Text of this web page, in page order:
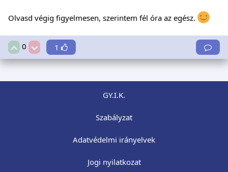
Olvasd végig figyelmesen, szerintem fél óra az egész.
0 1
GY.I.K.
Szabályzat
Adatvédelmi irányelvek
Jogi nyilatkozat